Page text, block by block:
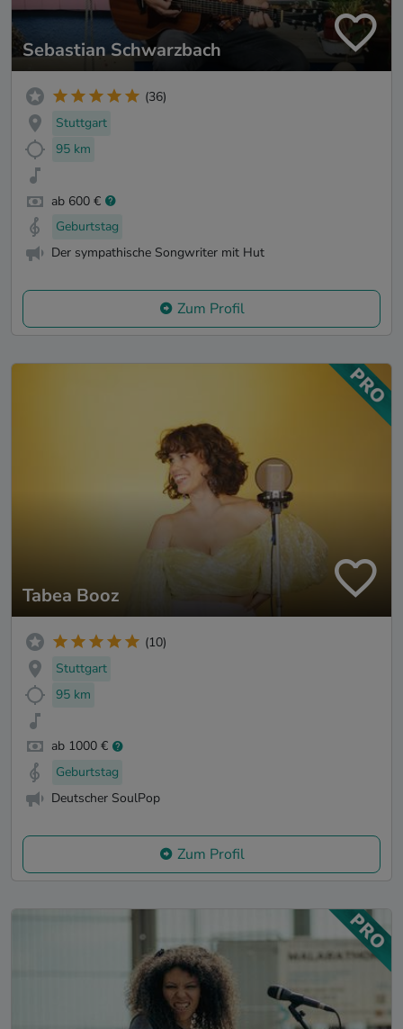
Sebastian Schwarzbach
(36)
Stuttgart
95 km
ab 600 €
Geburtstag
Der sympathische Songwriter mit Hut
Zum Profil
Tabea Booz
(10)
Stuttgart
95 km
ab 1000 €
Geburtstag
Deutscher SoulPop
Zum Profil